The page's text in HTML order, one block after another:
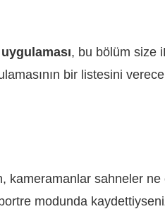
, bu bölüm size
bir listesini
kameramanlar sahneler
modunda